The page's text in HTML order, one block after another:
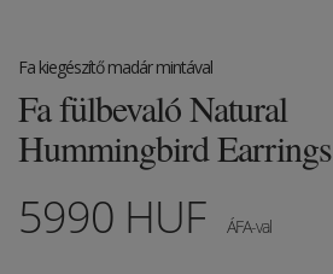
Fa kiegészítő madár mintával
Fa fülbevaló Natural
Hummingbird Earrings
5990 HUF ÁFA-val